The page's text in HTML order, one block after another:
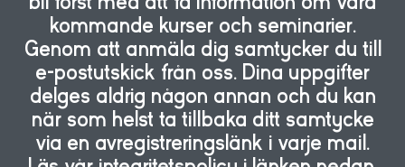
kommande kurser och seminarier.
Genom att anmäla dig samtycker du till
e-postutskick från oss. Dina uppgifter
delges aldrig någon annan och du kan
när som helst ta tillbaka ditt samtycke
via en avregistreringslänk i varje mail.